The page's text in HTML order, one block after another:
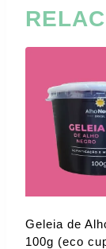
Geleia de
100g (eco